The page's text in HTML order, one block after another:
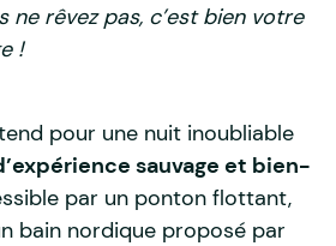
ne rêvez pas, c’est bien votre
!
pour une nuit inoubliable
sauvage et bien-
par un ponton flottant,
bain nordique proposé par